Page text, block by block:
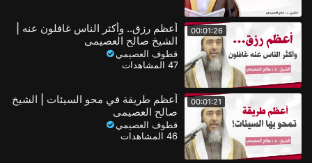
00:01:26
أعظم رزق.. وأكثر الناس غافلون عنه |
الشيخ صالح العصيمي
قطوف العصيمي
47 المشاهدات
00:01:21
أعظم طريقة في محو السيئات | الشيخ
صالح العصيمي
قطوف العصيمي
46 المشاهدات